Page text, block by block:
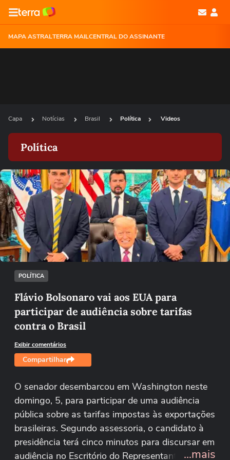
MAPA ASTRALTERRA MAILCENTRAL DO ASSINANTE
Capa Notícias Brasil Política Videos
Política
Ops!
Não foi possível reproduzir o vídeo
Tentar novamente
POLÍTICA
Flávio Bolsonaro vai aos EUA para
participar de audiência sobre tarifas
contra o Brasil
Exibir comentários
Compartilhar
O senador desembarcou em Washington neste
domingo, 5, para participar de uma audiência
pública sobre as tarifas impostas às exportações
brasileiras. Segundo assessoria, o candidato à
presidência terá cinco minutos para discursar em
audiência no Escritório do Representante de...mais